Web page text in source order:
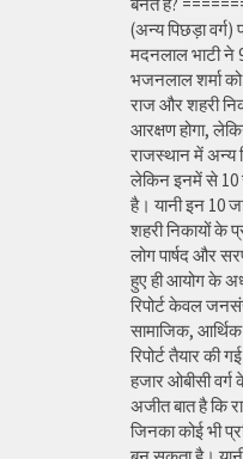
बनते हैं?
(अन्य पिछड़ा वर्ग)
मदनलाल भाटी ने
भजनलाल शर्मा को
राज और शहरी
आरक्षण होगा,
राजस्थान में अन्य
लेकिन इनमें से 10
है। यानी इन 10
शहरी निकायों के
लोग पार्षद और
हुए ही आयोग के
रिपोर्ट केवल
सामाजिक,
रिपोर्ट तैयार
हजार ओबीसी वर्ग
अजीत बात है कि
जिनका कोई भी